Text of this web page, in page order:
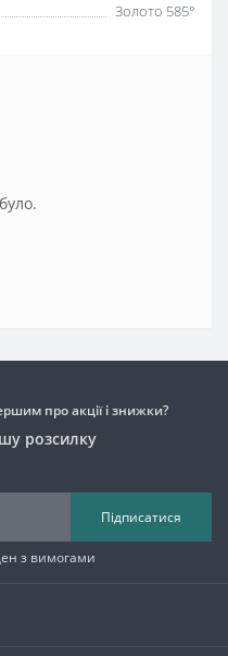
Золото 585°
про акції і знижки?
розсилку
Підписатися
з вимогами